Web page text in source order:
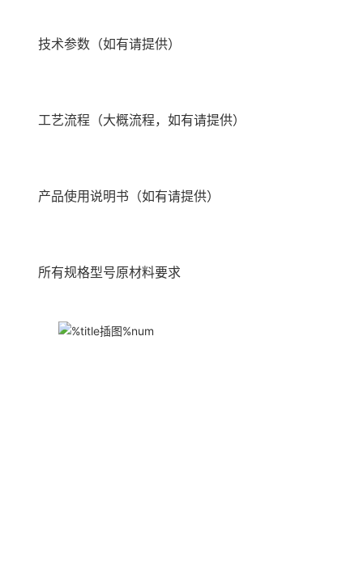
技术参数（如有请提供）
工艺流程（大概流程，如有请提供）
产品使用说明书（如有请提供）
所有规格型号原材料要求